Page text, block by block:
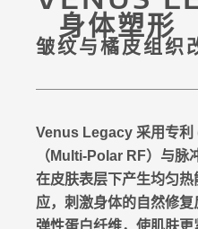
身体塑形
皱纹与橘皮组织
Venus Legacy 采用专利
（Multi-Polar RF）与脉
在皮肤表层下产生均匀
应，刺激身体的自然修
弹性蛋白纤维，使肌肤